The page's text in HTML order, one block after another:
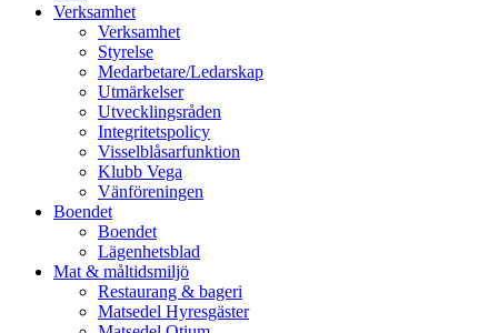
vidare
Verksamhet
Verksamhet
Styrelse
Medarbetare/Ledarskap
Utmärkelser
Utvecklingsråden
Integritetspolicy
Visselblåsarfunktion
Klubb Vega
Vänföreningen
Boendet
Boendet
Lägenhetsblad
Mat & måltidsmiljö
Restaurang & bageri
Matsedel Hyresgäster